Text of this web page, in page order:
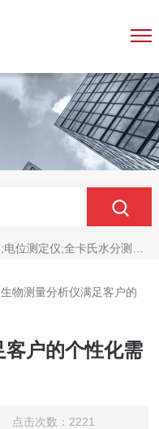
永停滴定仪;菌落计数分析仪;抑菌圈测量仪;抑菌圈分析仪
物测量分析仪满足客户的
户的个性化需
击次数：2221